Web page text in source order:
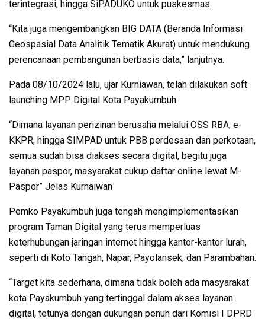
terintegrasi, hingga SiPADUKO untuk puskesmas.
“Kita juga mengembangkan BIG DATA (Beranda Informasi
Geospasial Data Analitik Tematik Akurat) untuk mendukung
perencanaan pembangunan berbasis data,” lanjutnya.
Pada 08/10/2024 lalu, ujar Kurniawan, telah dilakukan soft
launching MPP Digital Kota Payakumbuh.
“Dimana layanan perizinan berusaha melalui OSS RBA, e-
KKPR, hingga SIMPAD untuk PBB perdesaan dan perkotaan,
semua sudah bisa diakses secara digital, begitu juga
layanan paspor, masyarakat cukup daftar online lewat M-
Paspor” Jelas Kurnaiwan
Pemko Payakumbuh juga tengah mengimplementasikan
program Taman Digital yang terus memperluas
keterhubungan jaringan internet hingga kantor-kantor lurah,
seperti di Koto Tangah, Napar, Payolansek, dan Parambahan.
“Target kita sederhana, dimana tidak boleh ada masyarakat
kota Payakumbuh yang tertinggal dalam akses layanan
digital, tetunya dengan dukungan penuh dari Komisi I DPRD